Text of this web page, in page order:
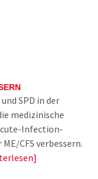
SPD in der
medizinische
Infection-
CFS verbessern.